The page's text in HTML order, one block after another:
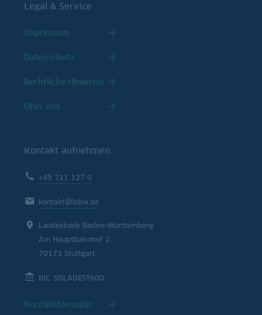
Legal & Service
Impressum
Datenschutz
Rechtliche Hinweise
Über uns
Kontakt aufnehmen
+49 711 127 0
kontakt@lbbw.de
Landesbank Baden-Württemberg
Am Hauptbahnhof 2
70173 Stuttgart
BIC: SOLADEST600
Kontaktformular